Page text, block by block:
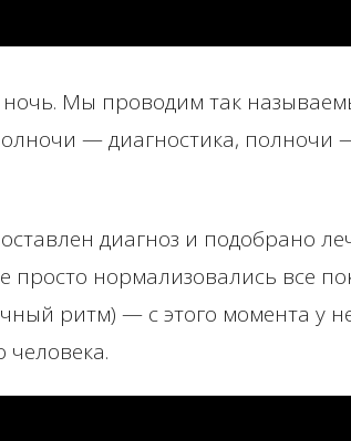
Мы проводим так
— диагностика, полночи
диагноз и подобрано
нормализовались все
ритм) — с этого момента у
человека.